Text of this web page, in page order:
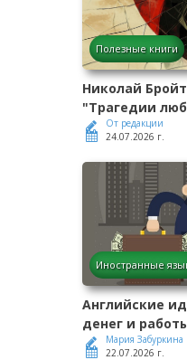
Полезные книги
Николай
"Трагедии
От редакции
24.07.2026 г.
Иностранные
Английские
денег и
Мария Забуркина
22.07.2026 г.